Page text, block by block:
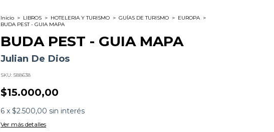
Inicio > LIBROS > HOTELERIA Y TURISMO > GUÍAS DE TURISMO > EUROPA >
BUDA PEST - GUIA MAPA
BUDA PEST - GUIA MAPA
Julian De Dios
SKU: 588638
$15.000,00
6 x $2.500,00 sin interés
Ver más detalles